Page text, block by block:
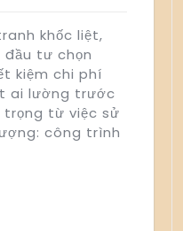
khốc liệt,
đầu tư chọn
kiệm chi phí
ai lường trước
trọng từ việc sử
công trình